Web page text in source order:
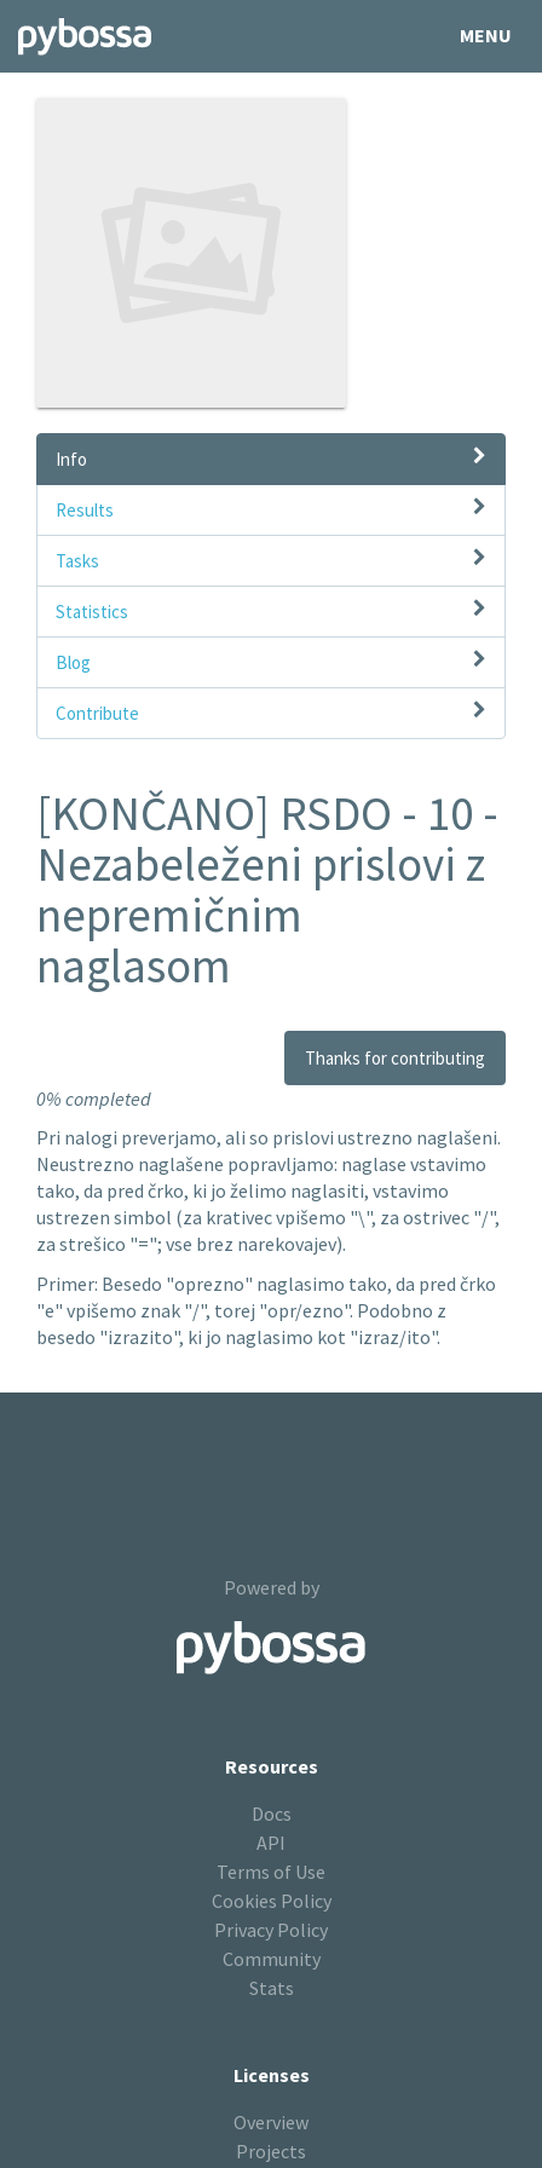
MENU
Info
Results
Tasks
Statistics
Blog
Contribute
[KONČANO] RSDO - 10 -
Nezabeleženi prislovi z
nepremičnim
naglasom
Thanks for contributing
0% completed
Pri nalogi preverjamo, ali so prislovi ustrezno naglašeni.
Neustrezno naglašene popravljamo: naglase vstavimo
tako, da pred črko, ki jo želimo naglasiti, vstavimo
ustrezen simbol (za krativec vpišemo "\", za ostrivec "/",
za strešico "="; vse brez narekovajev).
Primer: Besedo "oprezno" naglasimo tako, da pred črko
"e" vpišemo znak "/", torej "opr/ezno". Podobno z
besedo "izrazito", ki jo naglasimo kot "izraz/ito".
Powered by
Resources
Docs
API
Terms of Use
Cookies Policy
Privacy Policy
Community
Stats
Licenses
Overview
Projects